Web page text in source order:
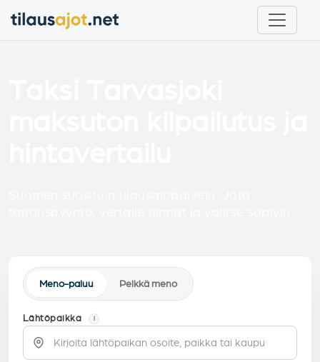
Meno-paluu Pelkkä meno
Lähtöpaikka i